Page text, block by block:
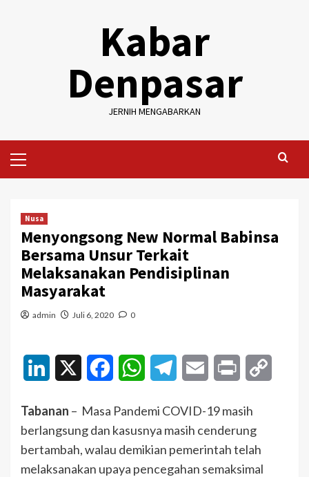
Kabar
Denpasar
JERNIH MENGABARKAN
Menu
Nusa
Menyongsong New Normal Babinsa
Bersama Unsur Terkait
Melaksanakan Pendisiplinan
Masyarakat
admin Juli 6, 2020 0
LinkedIn FacebookWhatsAppTelegramEmail Print
Tabanan – Masa Pandemi COVID-19 masih
berlangsung dan kasusnya masih cenderung
bertambah, walau demikian pemerintah telah
melaksanakan upaya pencegahan semaksimal